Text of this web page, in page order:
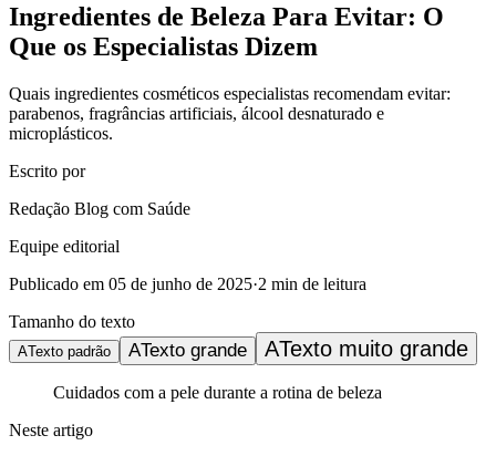
Ingredientes de Beleza Para Evitar: O
Que os Especialistas Dizem
Quais ingredientes cosméticos especialistas recomendam evitar:
parabenos, fragrâncias artificiais, álcool desnaturado e
microplásticos.
Escrito por
Redação Blog com Saúde
Equipe editorial
Publicado em 05 de junho de 2025·2 min de leitura
Tamanho do texto
ATexto padrão ATexto grande ATexto muito grande
Cuidados com a pele durante a rotina de beleza
Neste artigo